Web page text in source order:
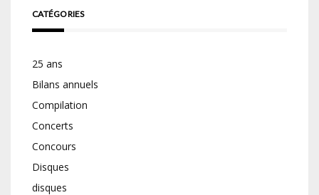
CATÉGORIES
25 ans
Bilans annuels
Compilation
Concerts
Concours
Disques
disques